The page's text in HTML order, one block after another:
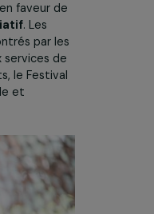
des projets en faveur de
village associatif
rencontrés par les
d’accès aux services de